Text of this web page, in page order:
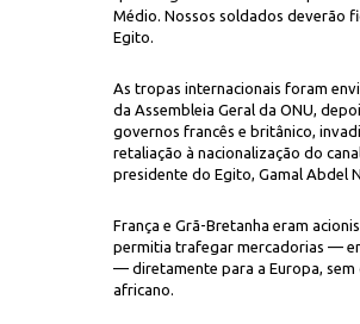
Médio. Nossos soldados deverão
Egito.
As tropas internacionais foram
da Assembleia Geral da ONU,
governos francês e britânico,
retaliação à nacionalização do
presidente do Egito, Gamal Abdel
França e Grã-Bretanha eram
permitia trafegar mercadorias —
— diretamente para a Europa,
africano.
do Oriente Médio deixam o porto do Rio de